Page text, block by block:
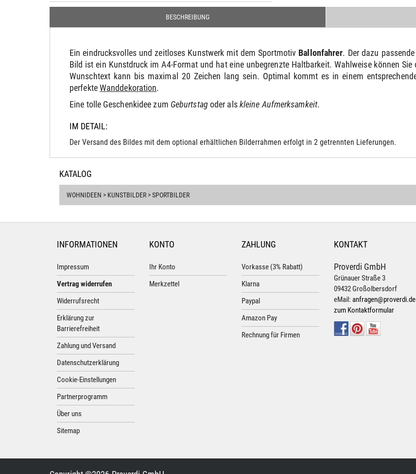
BESCHREIBUNG
Ein eindrucksvolles und zeitloses Kunstwerk mit dem Sportmotiv Ballonfahrer. Der dazu
Bild ist ein Kunstdruck im A4-Format und hat eine unbegrenzte Haltbarkeit. Wahlweise können
Wunschtext kann bis maximal 20 Zeichen lang sein. Optimal kommt es in einem
perfekteWanddekoration.
Eine tolle Geschenkidee zum Geburtstagoder alskleine Aufmerksamkeit.
IM DETAIL:
Der Versand des Bildes mit dem optional erhältlichen Bilderrahmen erfolgt in 2 getrennten Lieferungen.
KATALOG
WOHNIDEEN > KUNSTBILDER > SPORTBILDER
INFORMATIONEN
Impressum
Vertrag widerrufen
Widerrufsrecht
Erklärung zur
Barrierefreiheit
Zahlung und Versand
Datenschutzerklärung
Cookie-Einstellungen
Partnerprogramm
Über uns
Sitemap
KONTO
Ihr Konto
Merkzettel
ZAHLUNG
Vorkasse (3% Rabatt)
Klarna
Paypal
Amazon Pay
Rechnung für Firmen
KONTAKT
Proverdi GmbH
Grünauer Straße 3
09432 Großolbersdorf
eMail: anfragen@proverdi.de
zum Kontaktformular